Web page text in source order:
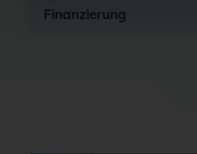
Finanzierung